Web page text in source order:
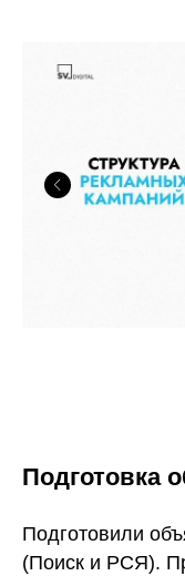
Подготовка
Подготовили
(Поиск и РСЯ).